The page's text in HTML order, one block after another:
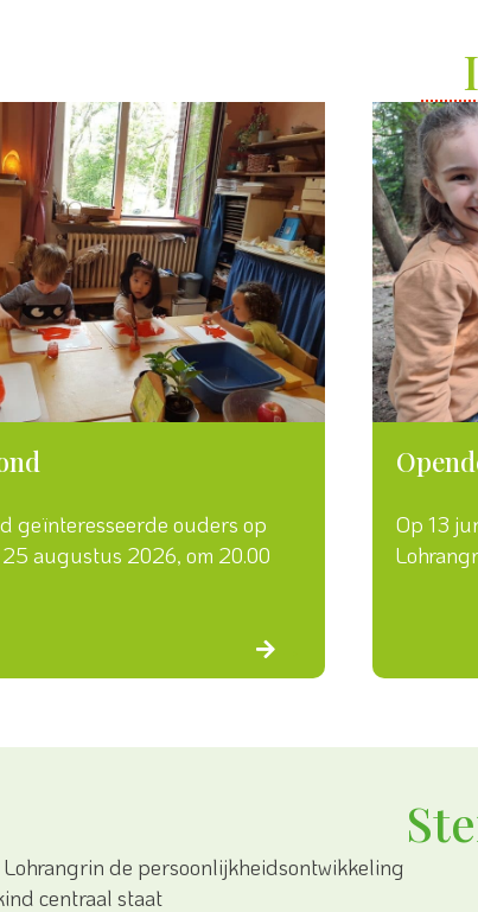
geïnteresseerde ouders op
augustus 2026, om 20.00
Op 13
de persoonlijkheidsontwikkeling
centraal staat